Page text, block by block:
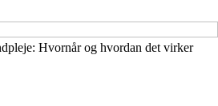
Hvornår og hvordan det virker